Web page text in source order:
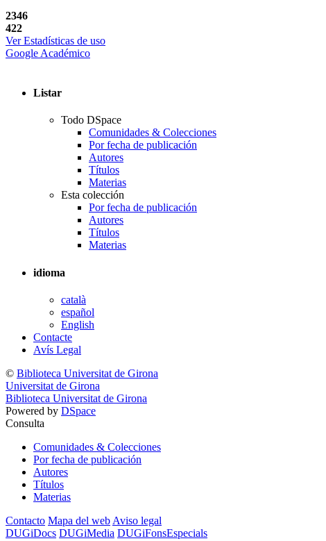
2346
422
Ver Estadísticas de uso
Google Académico
Listar
Todo DSpace
Comunidades & Colecciones
Por fecha de publicación
Autores
Títulos
Materias
Esta colección
Por fecha de publicación
Autores
Títulos
Materias
idioma
català
español
English
Contacte
Avís Legal
© Biblioteca Universitat de Girona
Universitat de Girona
Biblioteca Universitat de Girona
Powered by DSpace
Consulta
Comunidades & Colecciones
Por fecha de publicación
Autores
Títulos
Materias
Contacto Mapa del web Aviso legal
DUGiDocs DUGiMedia DUGiFonsEspecials